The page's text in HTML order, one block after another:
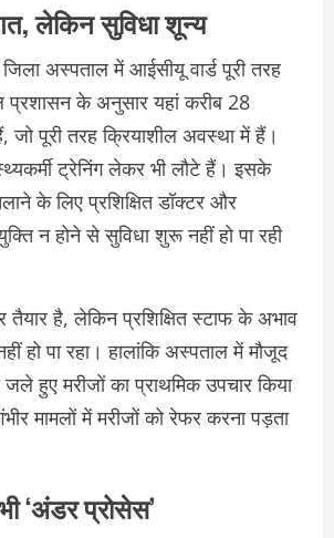
लेकिन सुविधा शून्य
जिला अस्पताल में आईसीयू वार्ड पूरी तरह
प्रशासन के अनुसार यहां करीब 28
जो पूरी तरह क्रियाशील अवस्था में हैं।
ट्रेनिंग लेकर भी लौटे हैं। इसके
के लिए प्रशिक्षित डॉक्टर और
न होने से सुविधा शुरू नहीं हो पा रही
तैयार है, लेकिन प्रशिक्षित स्टाफ के अभाव
हो पा रहा। हालांकि अस्पताल में मौजूद
जले हुए मरीजों का प्राथमिक उपचार किया
मामलों में मरीजों को रेफर करना पड़ता
‘अंडर प्रोसेस’